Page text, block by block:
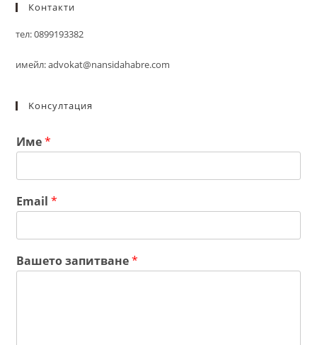
Контакти
тел: 0899193382
имейл: advokat@nansidahabre.com
Kонсултация
Име*
Email*
Вашето запитване*